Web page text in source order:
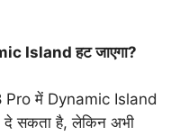
Island हट जाएगा?
Pro में Dynamic Island
दे सकता है, लेकिन अभी